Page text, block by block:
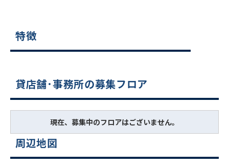
特徴
貸店舗･事務所の募集フロア
現在、募集中のフロアはございません。
周辺地図